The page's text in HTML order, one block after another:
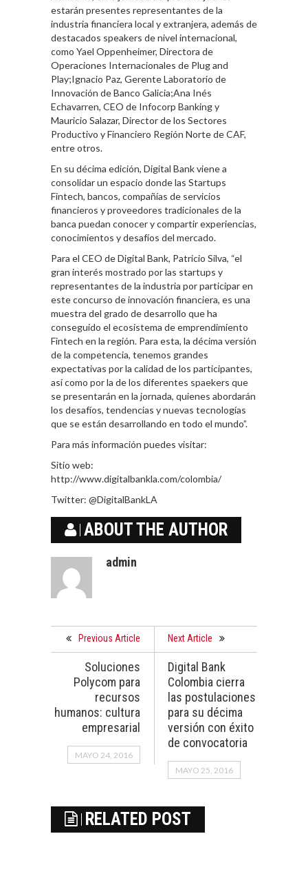
estarán presentes representantes de la
industria financiera local y extranjera, además de
destacados speakers de nivel internacional,
como Yael Oppenheimer, Directora de
Operaciones Internacionales de Plug and
Play;Ignacio Paz, Gerente Laboratorio de
Innovación de Banco Galicia;Ana Inés
Echavarren, CEO de Infocorp Banking y
Mauricio Salazar, Director de los Sectores
Productivo y Financiero Región Norte de CAF,
entre otros.
En su décima edición, Digital Bank viene a
consolidar un espacio donde las Startups
Fintech, bancos, compañías de servicios
financieros y proveedores tradicionales de la
banca puedan conocer y compartir experiencias,
conocimientos y desafíos del mercado.
Para el CEO de Digital Bank, Patricio Silva, “el
gran interés mostrado por las startups y
representantes de la industria por participar en
este concurso de innovación financiera, es una
muestra del grado de desarrollo que ha
conseguido el ecosistema de emprendimiento
Fintech en la región. Para esta, la décima versión
de la competencia, tenemos grandes
expectativas por la calidad de los participantes,
así como por la de los diferentes spaekers que
se presentarán en la jornada, quienes abordarán
los desafíos, tendencias y nuevas tecnologías
que se están desarrollando en todo el mundo”.
Para más información puedes visitar:
Sitio web:
http://www.digitalbankla.com/colombia/
Twitter: @DigitalBankLA
ABOUT THE AUTHOR
admin
Previous Article
Soluciones
Polycom para
recursos
humanos: cultura
empresarial
MAYO 24, 2016
Next Article
Digital Bank
Colombia cierra
las postulaciones
para su décima
versión con éxito
de convocatoria
MAYO 25, 2016
RELATED POST